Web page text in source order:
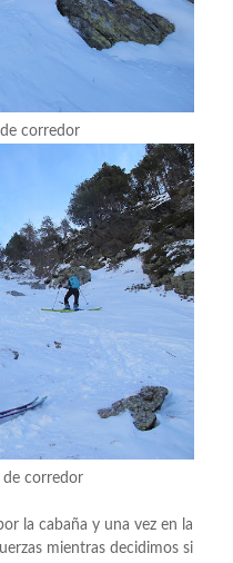
corredor
de corredor
la cabaña y una vez en la
mientras decidimos si